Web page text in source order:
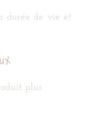
durée de vie et
plus